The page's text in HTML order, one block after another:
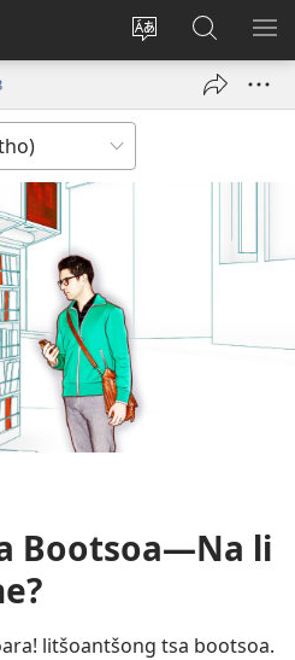
Fetola
Kena
(opens
Batla
JW.ORG/
Bootsoa—Na li
litšoantšong tsa bootsoa.